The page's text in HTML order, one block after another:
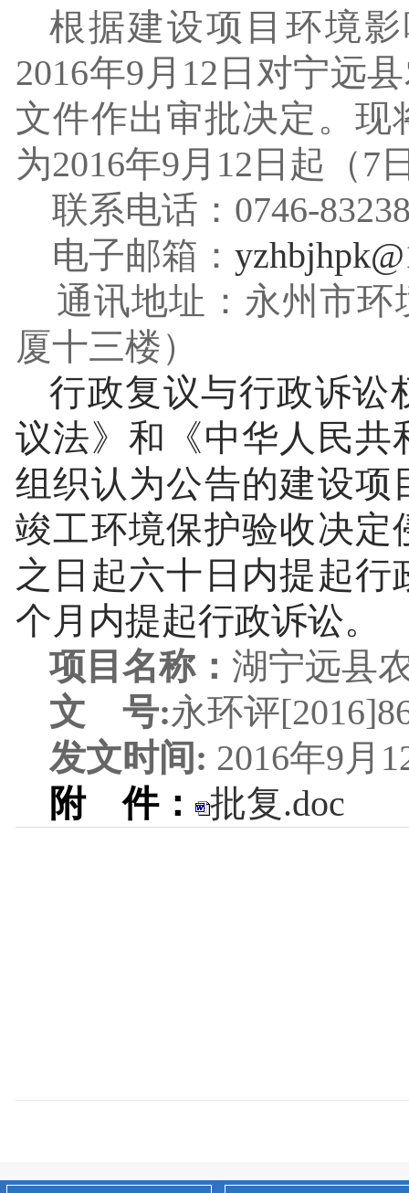
根据建设项目环境
2016年9月 12 日对宁远
文件作出审批决定。
为2016年9月 12 日起（7
联系电话： 0746-
电子邮箱：
通讯地址：永州市
厦十三楼）
行政复议与行政诉讼
议法》和《中华人民
组织认为公告的建设
竣工环境保护验收决
之日起六十日内提起
个月内提起行政诉讼。
项目名称： 湖宁远县
文
号:永环评[2016]
发文时间 : 2016年9月
附
件： 批复.doc